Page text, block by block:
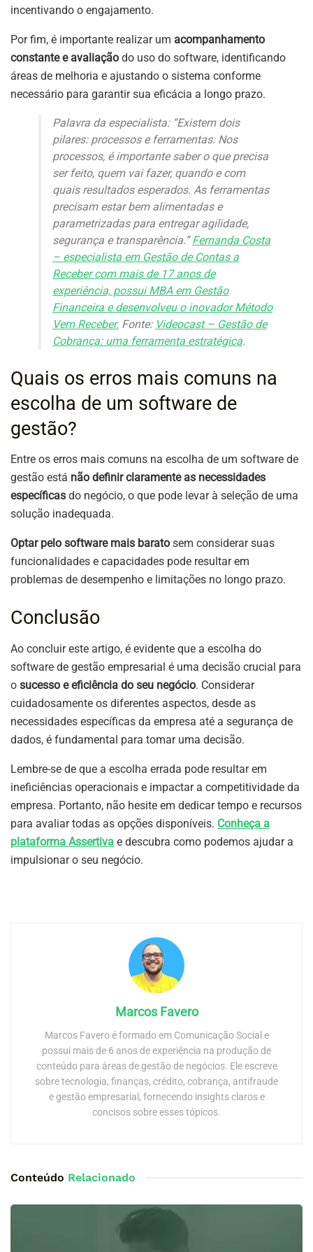
incentivando o engajamento.
Por fim, é importante realizar um acompanhamento
constante e avaliação do uso do software, identificando
áreas de melhoria e ajustando o sistema conforme
necessário para garantir sua eficácia a longo prazo.
Palavra da especialista: “Existem dois
pilares: processos e ferramentas. Nos
processos, é importante saber o que precisa
ser feito, quem vai fazer, quando e com
quais resultados esperados. As ferramentas
precisam estar bem alimentadas e
parametrizadas para entregar agilidade,
segurança e transparência.”Fernanda Costa
– especialista em Gestão de Contas a
Receber com mais de 17 anos de
experiência, possui MBA em Gestão
Financeira e desenvolveu o inovador Método
Vem Receber. Fonte: Videocast – Gestão de
Cobrança: uma ferramenta estratégica.
Quais os erros mais comuns na
escolha de um software de
gestão?
Entre os erros mais comuns na escolha de um software de
gestão está não definir claramente as necessidades
específicas do negócio, o que pode levar à seleção de uma
solução inadequada.
Optar pelo software mais barato sem considerar suas
funcionalidades e capacidades pode resultar em
problemas de desempenho e limitações no longo prazo.
Conclusão
Ao concluir este artigo, é evidente que a escolha do
software de gestão empresarial é uma decisão crucial para
o sucesso e eficiência do seu negócio. Considerar
cuidadosamente os diferentes aspectos, desde as
necessidades específicas da empresa até a segurança de
dados, é fundamental para tomar uma decisão.
Lembre-se de que a escolha errada pode resultar em
ineficiências operacionais e impactar a competitividade da
empresa. Portanto, não hesite em dedicar tempo e recursos
para avaliar todas as opções disponíveis. Conheça a
plataforma Assertiva e descubra como podemos ajudar a
impulsionar o seu negócio.
Marcos Favero
Marcos Favero é formado em Comunicação Social e
possui mais de 6 anos de experiência na produção de
conteúdo para áreas de gestão de negócios. Ele escreve
sobre tecnologia, finanças, crédito, cobrança, antifraude
e gestão empresarial, fornecendo insights claros e
concisos sobre esses tópicos.
Conteúdo Relacionado